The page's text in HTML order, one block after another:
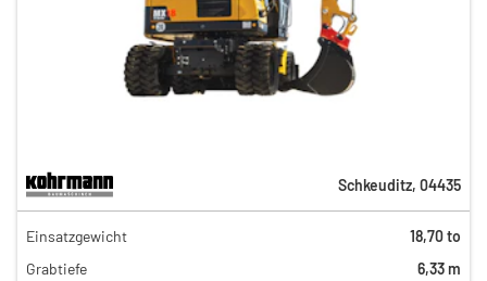
411,00 €
342,00 €
286,00 €
Schkeuditz, 04435
Einsatzgewicht
18,70 to
Grabtiefe
6,33 m